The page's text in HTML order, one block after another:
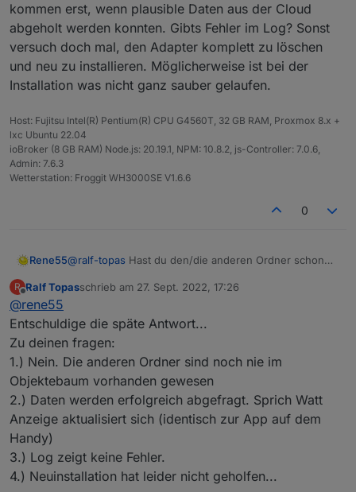
kommen erst, wenn plausible Daten aus der Cloud
abgeholt werden konnten. Gibts Fehler im Log? Sonst
versuch doch mal, den Adapter komplett zu löschen
und neu zu installieren. Möglicherweise ist bei der
Installation was nicht ganz sauber gelaufen.
Host: Fujitsu Intel(R) Pentium(R) CPU G4560T, 32 GB RAM, Proxmox 8.x +
lxc Ubuntu 22.04
ioBroker (8 GB RAM) Node.js: 20.19.1, NPM: 10.8.2, js-Controller: 7.0.6,
Admin: 7.6.3
Wetterstation: Froggit WH3000SE V1.6.6
0
Rene55@ralf-topas Hast du den/die anderen Ordner schon
kommen erst, wenn plausible Daten aus der Cloud
versuch doch mal, den Adapter komplett zu löschen
und neu zu installieren. Möglicherweise ist bei der
Installation was nicht ganz sauber gelaufen.
R
Offline
Ralf Topasschrieb am 27. Sept. 2022, 17:26
zuletzt editiert von
@rene55
Entschuldige die späte Antwort...
Zu deinen fragen:
1.) Nein. Die anderen Ordner sind noch nie im
Objektebaum vorhanden gewesen
2.) Daten werden erfolgreich abgefragt. Sprich Watt
Anzeige aktualisiert sich (identisch zur App auf dem
Handy)
3.) Log zeigt keine Fehler.
4.) Neuinstallation hat leider nicht geholfen...